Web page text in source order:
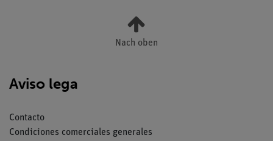
Nach oben
Aviso lega
Contacto
Condiciones comerciales generales